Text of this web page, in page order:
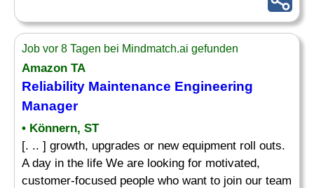
Job vor 8 Tagen bei Mindmatch.ai gefunden
Amazon TA
Reliability Maintenance Engineering
Manager
• Könnern, ST
[. .. ] growth, upgrades or new equipment roll outs.
A day in the life We are looking for motivated,
customer-focused people who want to join our team